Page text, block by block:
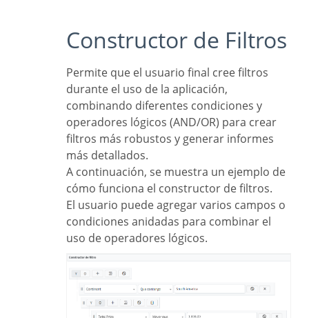
Constructor de Filtros
Permite que el usuario final cree filtros
durante el uso de la aplicación,
combinando diferentes condiciones y
operadores lógicos (AND/OR) para crear
filtros más robustos y generar informes
más detallados.
A continuación, se muestra un ejemplo de
cómo funciona el constructor de filtros.
El usuario puede agregar varios campos o
condiciones anidadas para combinar el
uso de operadores lógicos.